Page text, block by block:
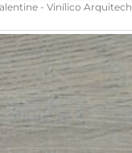
- Vinílico Arquitech